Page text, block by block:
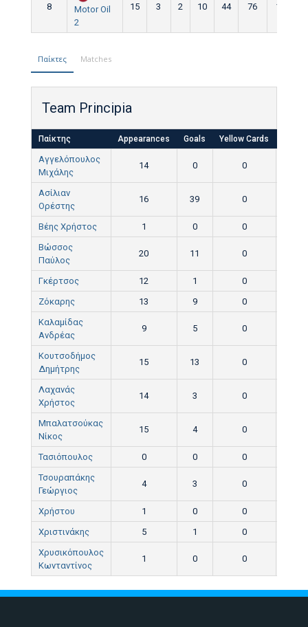
8
Motor Oil
2
15 3 2 10 44 76 11
Παίκτες Matches
Team Principia
Παίκτης Appearances Goals Yellow Cards
Αγγελόπουλος
Μιχάλης
14 0 0
Ασίλιαν
Ορέστης
16 39 0
Βέης Χρήστος 1 0 0
Βώσσος
Παύλος
20 11 0
Γκέρτσος 12 1 0
Ζόκαρης
13 9 0
Καλαμίδας
Ανδρέας
9 5 0
Κουτσοδήμος
Δημήτρης
15 13 0
Λαχανάς
Χρήστος
14 3 0
Μπαλατσούκας
Νίκος
15 4 0
Τασιόπουλος 0 0 0
Τσουραπάκης
Γεώργιος
4 3 0
Χρήστου 1 0 0
Χριστινάκης
5 1 0
Χρυσικόπουλος
Κωνταντίνος
1 0 0